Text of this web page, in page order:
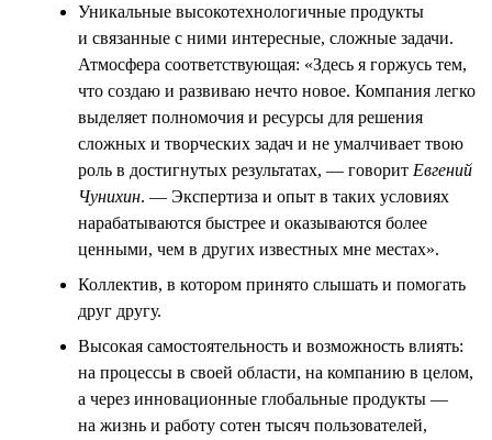
Уникальные высокотехнологичные продукты
и связанные с ними интересные, сложные задачи.
Атмосфера соответствующая: «Здесь я горжусь тем,
что создаю и развиваю нечто новое. Компания легко
выделяет полномочия и ресурсы для решения
сложных и творческих задач и не умалчивает твою
роль в достигнутых результатах, — говорит Евгений
Чунихин. — Экспертиза и опыт в таких условиях
нарабатываются быстрее и оказываются более
ценными, чем в других известных мне местах».
Коллектив, в котором принято слышать и помогать
друг другу.
Высокая самостоятельность и возможность влиять:
на процессы в своей области, на компанию в целом,
а через инновационные глобальные продукты —
на жизнь и работу сотен тысяч пользователей,